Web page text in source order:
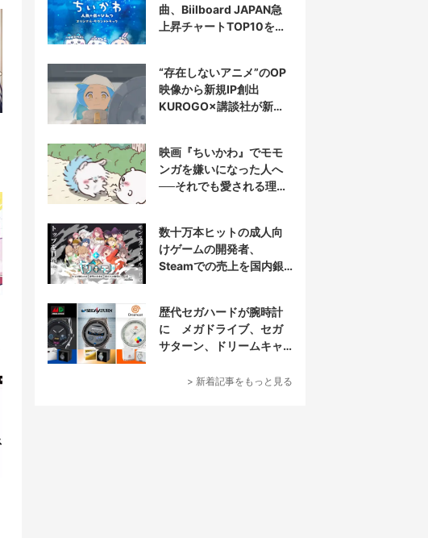
曲、Biilboard JAPAN急
上昇チャートTOP10を半
“存在しないアニメ”のOP
映像から新規IP創出
KUROGO×講談社が新プ
映画『ちいかわ』でモモ
ンガを嫌いになった人へ
──それでも愛される理由
数十万本ヒットの成人向
けゲームの開発者、
Steamでの売上を国内銀
歴代セガハードが腕時計
に メガドライブ、セガ
サターン、ドリームキャ
> 新着記事をもっと見る